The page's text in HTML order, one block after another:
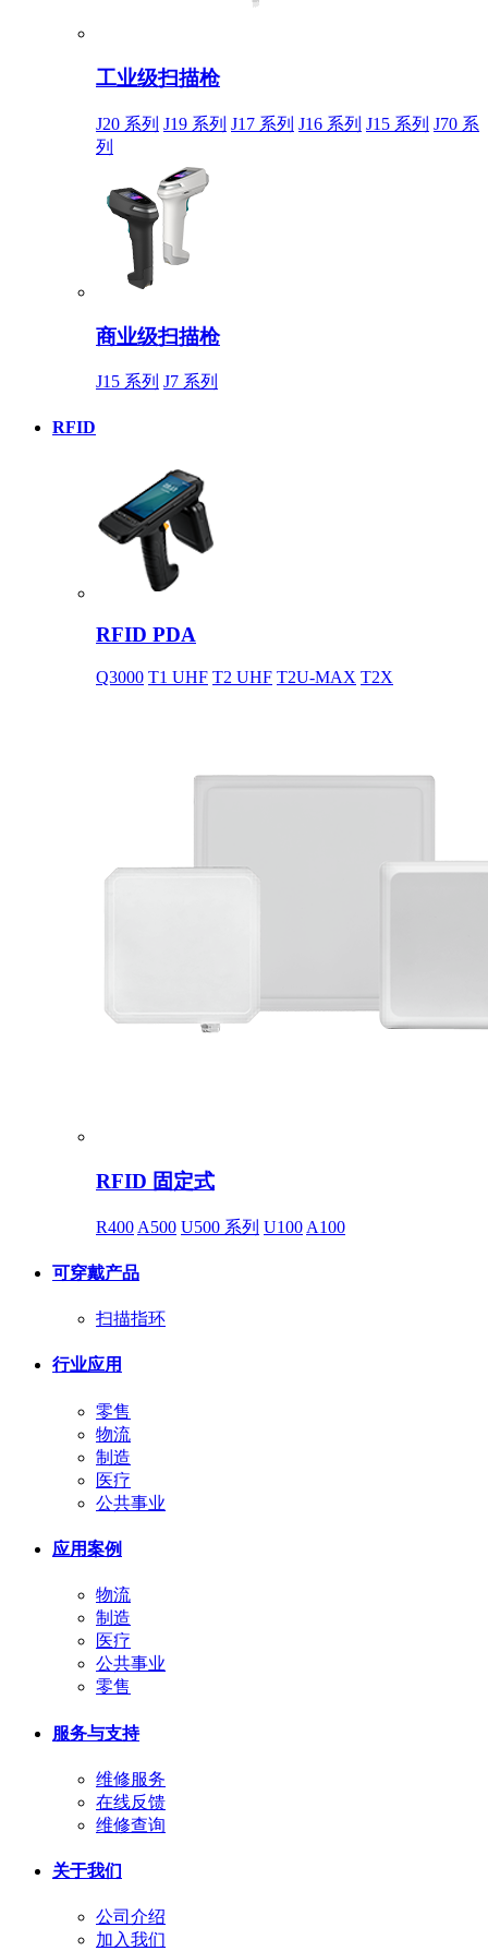
工业级扫描枪
J20 系列 J19 系列 J17 系列 J16 系列 J15 系列 J70 系
列
商业级扫描枪
J15 系列 J7 系列
RFID
RFID PDA
Q3000 T1 UHF T2 UHF T2U-MAX T2X
RFID 固定式
R400 A500 U500 系列 U100 A100
可穿戴产品
扫描指环
行业应用
零售
物流
制造
医疗
公共事业
应用案例
物流
制造
医疗
公共事业
零售
服务与支持
维修服务
在线反馈
维修查询
关于我们
公司介绍
加入我们